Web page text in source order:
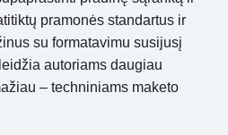
pramonės standartus ir
su formatavimu susijusį
autoriams daugiau
– techniniams maketo